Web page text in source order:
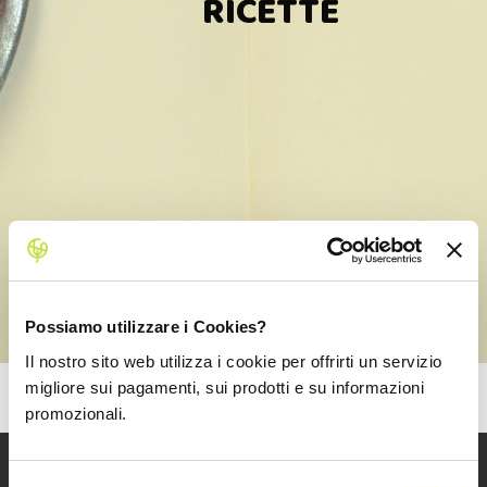
Possiamo utilizzare i Cookies?
Il nostro sito web utilizza i cookie per offrirti un servizio
migliore sui pagamenti, sui prodotti e su informazioni
promozionali.
RICETTE